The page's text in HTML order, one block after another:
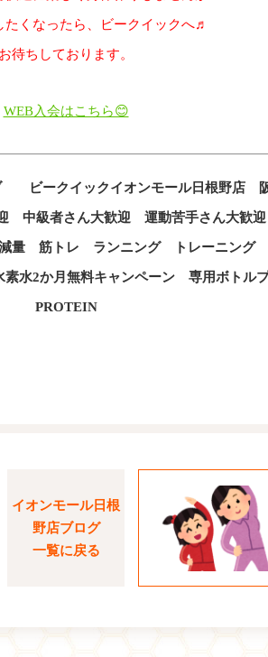
たくなったら、ビークイックへ♬
お待ちしております。
WEB入会はこちら😊
ビークイックイオンモール日根野店
中級者さん大歓迎 運動苦手さん大歓
量 筋トレ ランニング トレーニング
水2か月無料キャンペーン 専用ボト
PROTEIN
イオンモール日根
野店ブログ
一覧に戻る